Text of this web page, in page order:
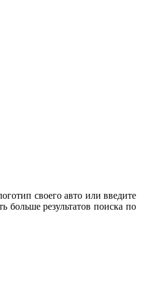
своего авто или введите
больше результатов поиска по